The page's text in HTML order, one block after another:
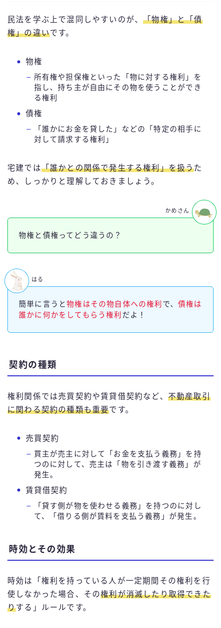
民法を学ぶ上で混同しやすいのが、「物権」と「債
権」の違いです。
物権
所有権や担保権といった「物に対する権利」を
指し、持ち主が自由にその物を使うことができ
る権利
債権
「誰かにお金を貸した」などの「特定の相手に
対して請求する権利」
宅建では「誰かとの関係で発生する権利」を扱うた
め、しっかりと理解しておきましょう。
物権と債権ってどう違うの？
かめさん
簡単に言うと物権はその物自体への権利 で、債権は
誰かに何かをしてもらう権利 だよ！
はる
契約の種類
権利関係では売買契約や賃貸借契約など、 不動産取引
に関わる契約の種類も重要です。
売買契約
買主が売主に対して「お金を支払う義務」を持
つのに対して、売主は「物を引き渡す義務」が
発生。
賃貸借契約
「貸す側が物を使わせる義務」を持つのに対し
て、「借りる側が賃料を支払う義務」が発生。
時効とその効果
時効は「権利を持っている人が一定期間その権利を行
使しなかった場合、その権利が消滅したり取得できた
りする」ルールです。